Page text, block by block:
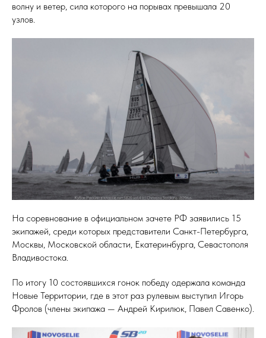
волну и ветер, сила которого на порывах превышала 20
узлов.
На соревнование в официальном зачете РФ заявились 15
экипажей, среди которых представители Санкт-Петербурга,
Москвы, Московской области, Екатеринбурга, Севастополя
Владивостока.
По итогу 10 состоявшихся гонок победу одержала команда
Новые Территории, где в этот раз рулевым выступил Игорь
Фролов (члены экипажа — Андрей Кирилюк, Павел Савенко).